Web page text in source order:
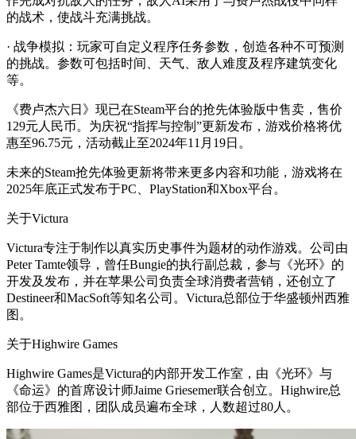
的战术，使战斗充满挑战。
· 战争模拟：玩家可自定义程序任务参数，创造各种不可预测
的挑战。参数可包括时间、天气、敌人难度及程序建筑变化
等。
《费卢杰六日》现已在Steam平台的抢先体验版中售卖，售价
129元人民币。为庆祝“指挥与控制”更新发布，游戏价格将优
惠至96.75元，活动截止至2024年11月19日。
未来的Steam抢先体验更新将带来更多内容和功能，游戏将在
2025年底正式发布于PC、PlayStation和Xbox平台。
关于Victura
Victura专注于制作以真实历史事件为题材的动作游戏。公司由
Peter Tamte领导，曾任Bungie的执行副总裁，参与《光环》的
开发及发布，并在苹果公司负责全球消费者营销，还创立了
Destineer和MacSoft等知名公司。Victura总部位于华盛顿州西雅
图。
关于Highwire Games
Highwire Games是Victura的内部开发工作室，由《光环》与
《命运》的首席设计师Jaime Griesemer联合创立。Highwire总
部位于西雅图，团队成员遍布全球，人数超过80人。